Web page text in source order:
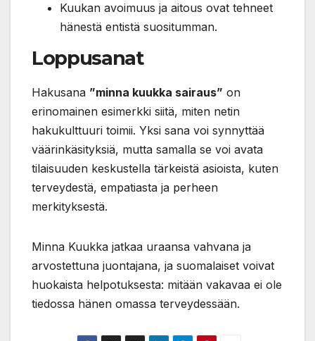
Kuukan avoimuus ja aitous ovat tehneet
hänestä entistä suositumman.
Loppusanat
Hakusana ”minna kuukka sairaus” on
erinomainen esimerkki siitä, miten netin
hakukulttuuri toimii. Yksi sana voi synnyttää
väärinkäsityksiä, mutta samalla se voi avata
tilaisuuden keskustella tärkeistä asioista, kuten
terveydestä, empatiasta ja perheen
merkityksestä.
Minna Kuukka jatkaa uraansa vahvana ja
arvostettuna juontajana, ja suomalaiset voivat
huokaista helpotuksesta: mitään vakavaa ei ole
tiedossa hänen omassa terveydessään.